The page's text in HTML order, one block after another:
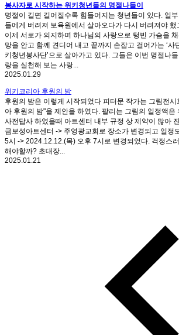
봉사자로 시작하는 위키청년들의 명절나들이
명절이 길면 길어질수록 힘들어지는 청년들이 있다. 일
들에게 버려져 보육원에서 살아오다가 다시 버려져야
이제 서로가 의지하며 하나님의 사랑으로 텅빈 가슴을
망을 안고 함께 견디어 내고 끝까지 손잡고 걸어가는 ‘사
키청년봉사단’으로 살아가고 있다. 그들은 이번 명절나
랑을 실천해 보는 사랑...
2025.01.29
위키코리아 후원의 밤
후원의 밤은 이렇게 시작되었다 피터문 작가는 그림전
아 후원의 밤"을 제안을 하였다. 팔리는 그림의 일정액은
사전답사 하였을때 아트센터 내부 규정 상 제약이 많아
금보성아트센터 -> 주영광교회로 장소가 변경되고 일정
5시 -> 2024.12.12.(목) 오후 7시로 변경되었다. 걱정스
해야할까? 초대장...
2025.01.21